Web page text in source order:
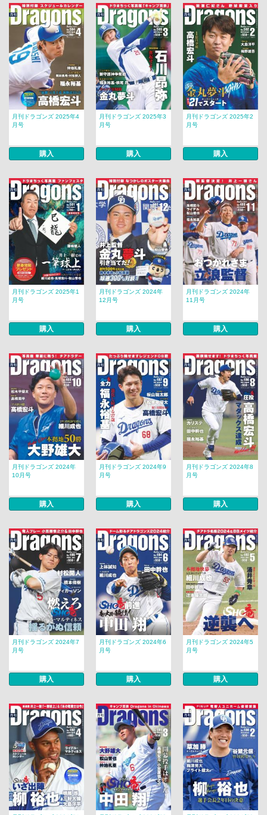
月刊ドラゴンズ 2025年4
月号
購入
月刊ドラゴンズ 2025年3
月号
購入
月刊ドラゴンズ 2025年2
月号
購入
月刊ドラゴンズ 2025年1
月号
購入
月刊ドラゴンズ 2024年
12月号
購入
月刊ドラゴンズ 2024年
11月号
購入
月刊ドラゴンズ 2024年
10月号
購入
月刊ドラゴンズ 2024年9
月号
購入
月刊ドラゴンズ 2024年8
月号
購入
月刊ドラゴンズ 2024年7
月号
購入
月刊ドラゴンズ 2024年6
月号
購入
月刊ドラゴンズ 2024年5
月号
購入